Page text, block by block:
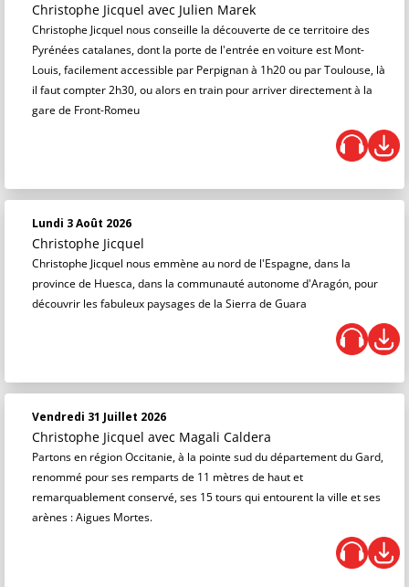
Christophe Jicquel avec Julien Marek
Christophe Jicquel nous conseille la découverte de ce territoire des
Pyrénées catalanes, dont la porte de l'entrée en voiture est Mont-
Louis, facilement accessible par Perpignan à 1h20 ou par Toulouse, là
il faut compter 2h30, ou alors en train pour arriver directement à la
gare de Front-Romeu
Lundi 3 Août 2026
Christophe Jicquel
Christophe Jicquel nous emmène au nord de l'Espagne, dans la
province de Huesca, dans la communauté autonome d'Aragón, pour
découvrir les fabuleux paysages de la Sierra de Guara
Vendredi 31 Juillet 2026
Christophe Jicquel avec Magali Caldera
Partons en région Occitanie, à la pointe sud du département du Gard,
renommé pour ses remparts de 11 mètres de haut et
remarquablement conservé, ses 15 tours qui entourent la ville et ses
arènes : Aigues Mortes.